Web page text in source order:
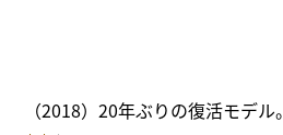
（2018）20年ぶりの復活モデル。